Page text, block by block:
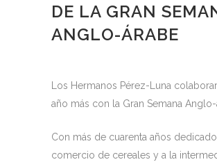
DE LA GRAN
ANGLO-ÁRABE
Los Hermanos Pérez-Luna
año más con la Gran Semana Anglo-
Con más de cuarenta años
comercio de cereales y a la